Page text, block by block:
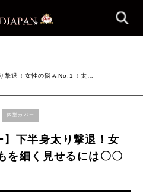
撃退！女性の悩みNo.1！太…
体型カバー
】下半身太り撃退！女
を細く見せるには〇〇